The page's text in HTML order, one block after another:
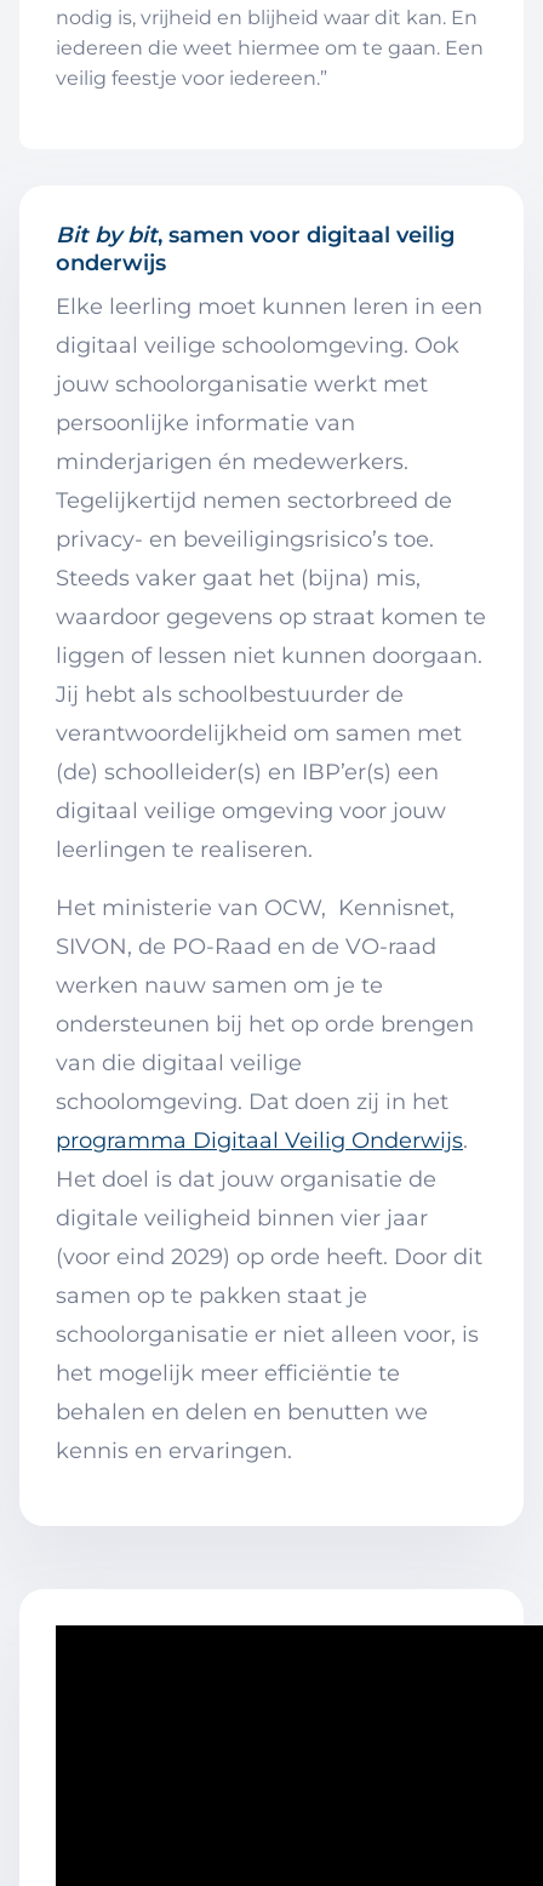
nodig is, vrijheid en blijheid waar dit kan. En
iedereen die weet hiermee om te gaan. Een
veilig feestje voor iedereen.”
Bit by bit, samen voor digitaal veilig
onderwijs
Elke leerling moet kunnen leren in een
digitaal veilige schoolomgeving. Ook
jouw schoolorganisatie werkt met
persoonlijke informatie van
minderjarigen én medewerkers.
Tegelijkertijd nemen sectorbreed de
privacy- en beveiligingsrisico’s toe.
Steeds vaker gaat het (bijna) mis,
waardoor gegevens op straat komen te
liggen of lessen niet kunnen doorgaan.
Jij hebt als schoolbestuurder de
verantwoordelijkheid om samen met
(de) schoolleider(s) en IBP’er(s) een
digitaal veilige omgeving voor jouw
leerlingen te realiseren.
Het ministerie van OCW, Kennisnet,
SIVON, de PO-Raad en de VO-raad
werken nauw samen om je te
ondersteunen bij het op orde brengen
van die digitaal veilige
schoolomgeving. Dat doen zij in het
programma Digitaal Veilig Onderwijs.
Het doel is dat jouw organisatie de
digitale veiligheid binnen vier jaar
(voor eind 2029) op orde heeft. Door dit
samen op te pakken staat je
schoolorganisatie er niet alleen voor, is
het mogelijk meer efficiëntie te
behalen en delen en benutten we
kennis en ervaringen.